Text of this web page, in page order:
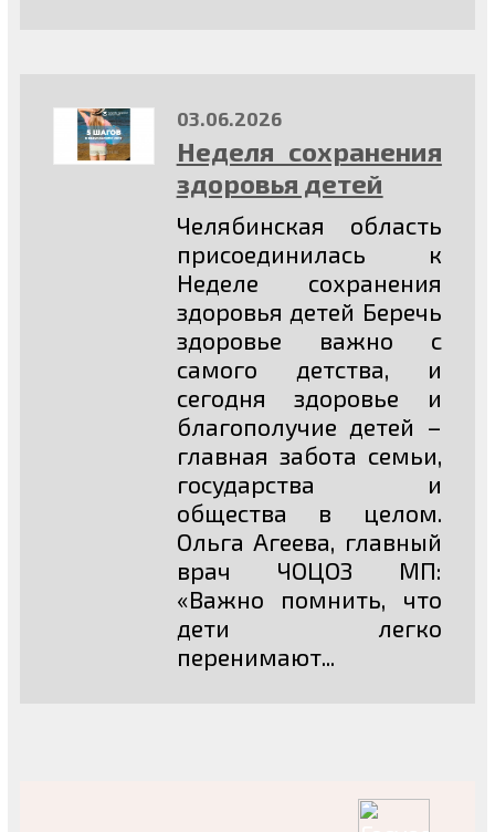
03.06.2026
Неделя сохранения
здоровья детей
Челябинская область
присоединилась к
Неделе сохранения
здоровья детей Беречь
здоровье важно с
самого детства, и
сегодня здоровье и
благополучие детей –
главная забота семьи,
государства и
общества в целом.
Ольга Агеева, главный
врач ЧОЦОЗ МП:
«Важно помнить, что
дети легко
перенимают...